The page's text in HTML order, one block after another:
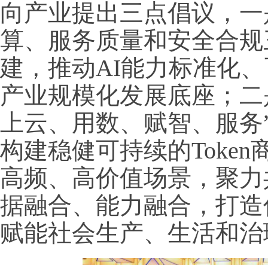
向产业提出三点倡议，
算、服务质量和安全合
建，推动AI能力标准化
产业规模化发展底座；
上云、用数、赋智、服
构建稳健可持续的Token
高频、高价值场景，聚
据融合、能力融合，打
赋能社会生产、生活和